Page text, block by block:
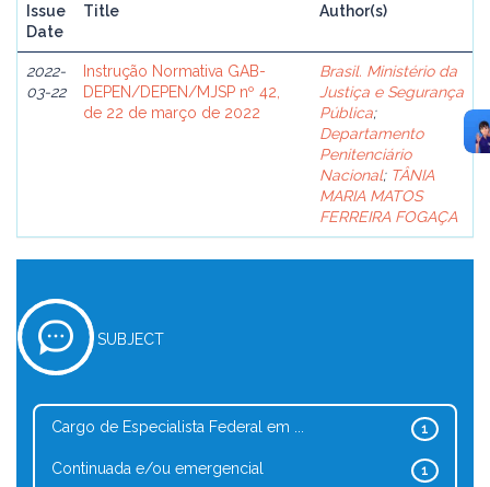
Issue
Date
Title Author(s)
2022-
03-22
Instrução Normativa GAB-
DEPEN/DEPEN/MJSP nº 42,
de 22 de março de 2022
Brasil. Ministério da
Justiça e Segurança
Pública;
Departamento
Penitenciário
Nacional; TÂNIA
MARIA MATOS
FERREIRA FOGAÇA
SUBJECT
1
Cargo de Especialista Federal em ...
1
Continuada e/ou emergencial